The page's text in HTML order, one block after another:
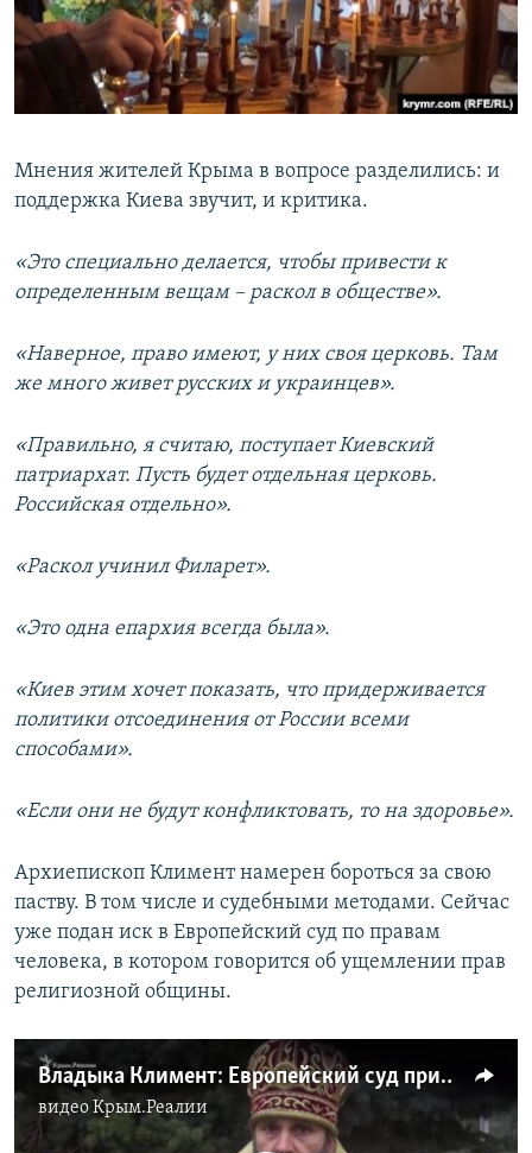
Мнения жителей Крыма в вопросе разделились: и
поддержка Киева звучит, и критика.
«Это специально делается, чтобы привести к
определенным вещам – раскол в обществе».
«Наверное, право имеют, у них своя церковь. Там
же много живет русских и украинцев».
«Правильно, я считаю, поступает Киевский
патриархат. Пусть будет отдельная церковь.
Российская отдельно».
«Раскол учинил Филарет».
«Это одна епархия всегда была».
«Киев этим хочет показать, что придерживается
политики отсоединения от России всеми
способами».
«Если они не будут конфликтовать, то на здоровье».
Архиепископ Климент намерен бороться за свою
паству. В том числе и судебными методами. Сейчас
уже подан иск в Европейский суд по правам
человека, в котором говорится об ущемлении прав
религиозной общины.
Владыка Климент: Европейский суд принял жалобу по разгрому в храме УПЦ КП (видео)
видеоКрым.Реалии